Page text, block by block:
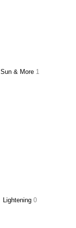
Sun & More 1
Lightening 0